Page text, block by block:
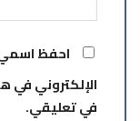
احفظ
الإلكتروني في
في تعليقي.